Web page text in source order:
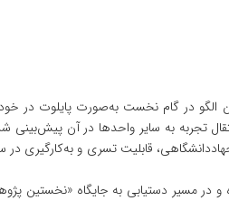
در گام نخست به‌صورت پایلوت در
تجربه به سایر واحدها در آن پیش‌بینی
قابلیت تسری و به‌کارگیری در
مسیر دستیابی به جایگاه «نخستین